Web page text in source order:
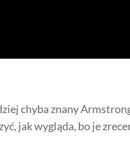
chyba znany
jak wygląda, bo je